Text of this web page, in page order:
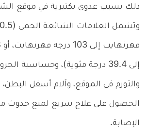
ذلك بسبب عدوى بكتيرية في موقع
إلى 39.4 درجة مئوية)، وحساسية
والتورم في الموقع، وآلام أسفل
الحصول على علاج سريع لمنع حدوث
الإصابة.